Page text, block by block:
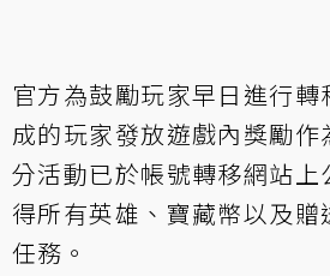
官方為鼓勵玩家早日進行
成的玩家發放遊戲內獎勵作
分活動已於帳號轉移網站上
得所有英雄、寶藏幣以及
任務。